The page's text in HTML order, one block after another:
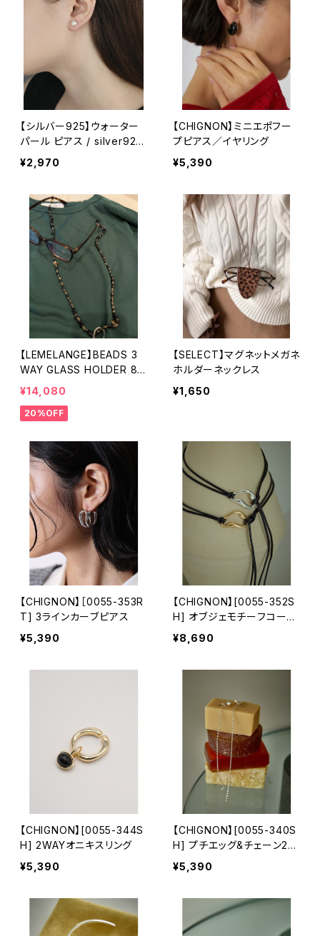
【シルバー925】ウォーター
パール ピアス / silver925
ポスト 韓国製
¥2,970
【CHIGNON】ミニエポフー
プピアス／イヤリング
¥5,390
【LEMELANGE】BEADS 3
WAY GLASS HOLDER 86
1800
¥14,080
20%OFF
【SELECT】マグネットメガネ
ホルダーネックレス
¥1,650
【CHIGNON】［0055-353R
T] 3ラインカーブピアス
¥5,390
【CHIGNON】[0055-352S
H] オブジェモチーフコード
ベルト
¥8,690
【CHIGNON】[0055-344S
H] 2WAYオニキスリング
¥5,390
【CHIGNON】[0055-340S
H] プチエッグ&チェーン2W
AYピアス
¥5,390